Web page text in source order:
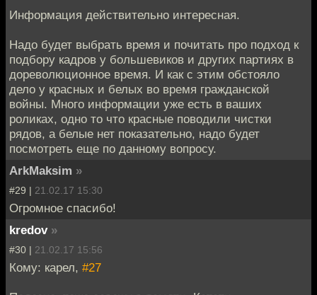
Информация действительно интересная.
Надо будет выбрать время и почитать про подход к
подбору кадров у большевиков и других партиях в
дореволюционное время. И как с этим обстояло
дело у красных и белых во время гражданской
войны. Много информации уже есть в ваших
роликах, одно то что красные поводили чистки
рядов, а белые нет показательно, надо будет
посмотреть еще по данному вопросу.
ArkMaksim »
#29 | 21.02.17 15:30
Огромное спасибо!
kredov »
#30 | 21.02.17 15:56
Кому: карел, #27